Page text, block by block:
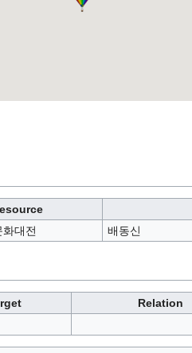
대전
배동신
Relation